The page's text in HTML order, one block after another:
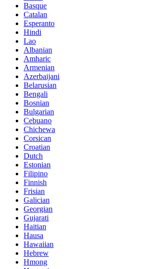
Basque
Catalan
Esperanto
Hindi
Lao
Albanian
Amharic
Armenian
Azerbaijani
Belarusian
Bengali
Bosnian
Bulgarian
Cebuano
Chichewa
Corsican
Croatian
Dutch
Estonian
Filipino
Finnish
Frisian
Galician
Georgian
Gujarati
Haitian
Hausa
Hawaiian
Hebrew
Hmong